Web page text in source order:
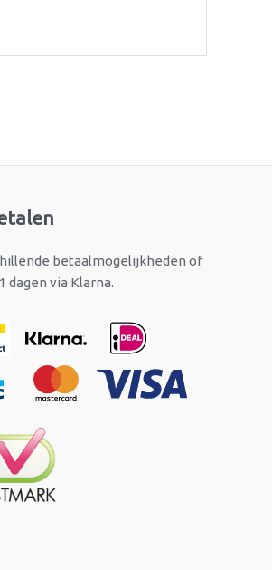
betaalmogelijkheden of
dagen via Klarna.